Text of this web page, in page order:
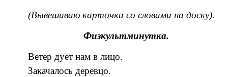
(Вывешиваю карточки со словами на доску).
Физкультминутка.
Ветер дует нам в лицо.
Закачалось деревцо.